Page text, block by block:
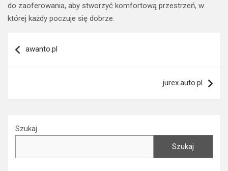
do zaoferowania, aby stworzyć komfortową przestrzeń, w
której każdy poczuje się dobrze.
wpisu
awanto.pl
jurex.auto.pl
Szukaj
Szukaj